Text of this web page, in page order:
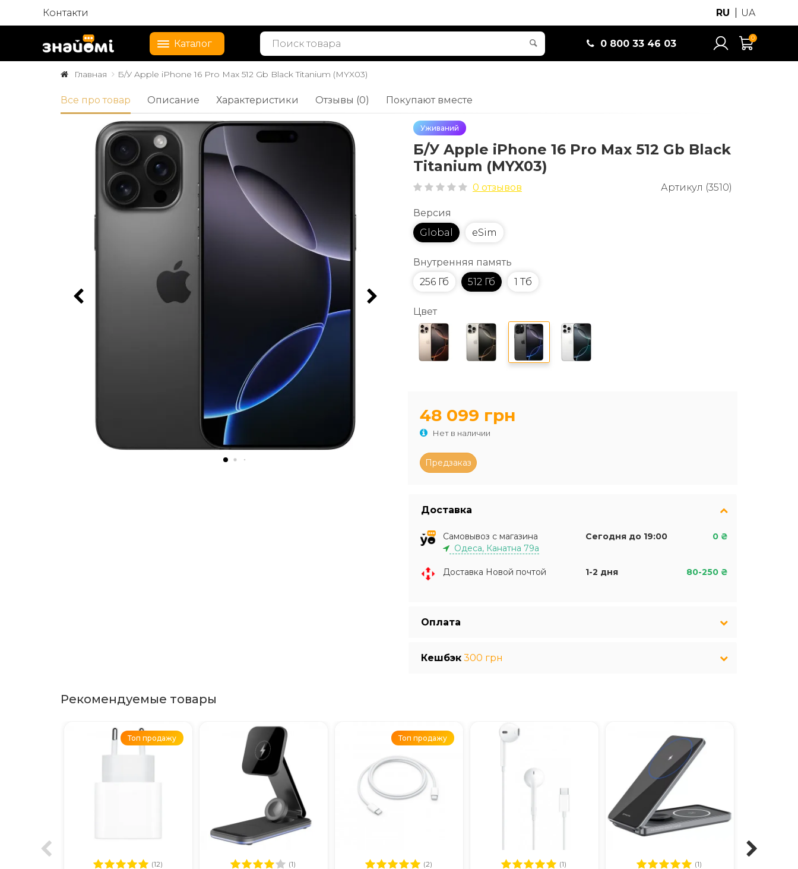
Контакти RU UA
Каталог 0 800 33 46 03
0
Главная Б/У Apple iPhone 16 Pro Max 512 Gb Black Titanium (MYX03)
Все про товар Описание Характеристики Отзывы (0) Покупают вместе
Уживаний
Б/У Apple iPhone 16 Pro Max 512 Gb Black
Titanium (MYX03)
0 отзывов Артикул (3510)
Версия
Global
eSim
Внутренняя память
256 Гб
512 Гб 1 Тб
Цвет
48 099 грн
Нет в наличии
Доставка
Самовывоз с магазина
Одеса, Канатна 79а
Сегодня до 19:00 0 ₴
Доставка Новой почтой 1-2 дня 80-250 ₴
Оплата
Кешбэк 300 грн
Рекомендуемые товары
Топ продажу
(12) (1)
Топ продажу
(2) (1) (1)